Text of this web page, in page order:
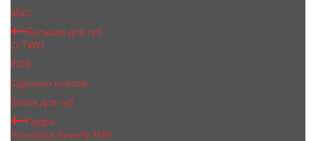
МаС
Бальзам для губ
O.TWO
EOS
Сделано пчелой
Блеск для губ
Пудра
Anastasia Beverly Hills